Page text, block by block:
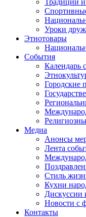
Традиции
Уроки
Этнотовары
События
Календарь
Городские
Медиа
Анонсы
Лента
Cтиль
Кухни
Дискуссии
Новости с
Контакты